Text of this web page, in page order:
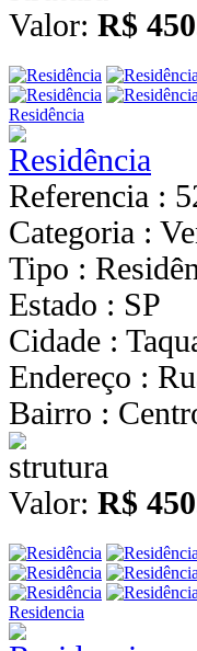
Valor: R$
Residência
Referencia :
Categoria :
Tipo :
Estado : SP
Cidade :
Endereço :
Bairro :
Valor: R$
Residencia